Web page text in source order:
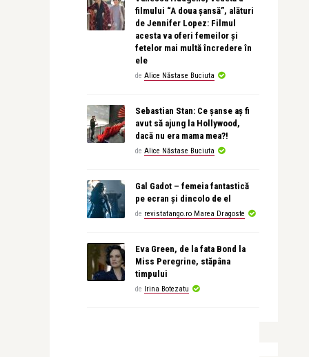
filmului “A doua șansă”, alături
de Jennifer Lopez: Filmul
acesta va oferi femeilor și
fetelor mai multă încredere în
ele
de Alice Năstase Buciuta
Sebastian Stan: Ce șanse aș fi
avut să ajung la Hollywood,
dacă nu era mama mea?!
de Alice Năstase Buciuta
Gal Gadot – femeia fantastică
pe ecran și dincolo de el
de revistatango.ro Marea Dragoste
Eva Green, de la fata Bond la
Miss Peregrine, stăpâna
timpului
de Irina Botezatu